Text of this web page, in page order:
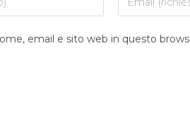
email e sito web in questo